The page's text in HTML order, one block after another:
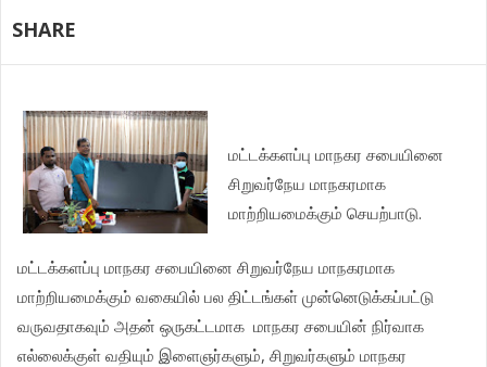
SHARE
மட்டக்களப்பு மாநகர சபையினை
சிறுவர்நேய மாநகரமாக
மாற்றியமைக்கும் செயற்பாடு.
மட்டக்களப்பு மாநகர சபையினை சிறுவர்நேய மாநகரமாக
மாற்றியமைக்கும் வகையில் பல திட்டங்கள் முன்னெடுக்கப்பட்டு
வருவதாகவும் அதன் ஒருகட்டமாக மாநகர சபையின் நிர்வாக
எல்லைக்குள் வதியும் இளைஞர்களும்,சிறுவர்களும் மாநகர